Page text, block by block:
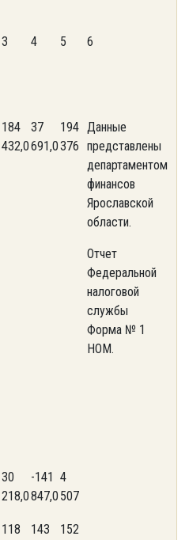
3 4 5 6
184
432,0
37
691,0
194
376
Данные
представлены
департаментом
финансов
Ярославской
области.
Отчет
Федеральной
налоговой
службы
Форма № 1
НОМ.
30
218,0
-141
847,0
4
507
118
143
152